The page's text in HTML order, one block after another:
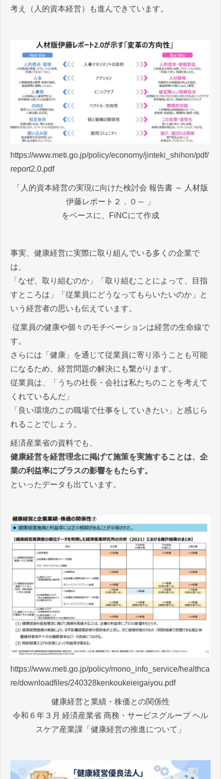
考え（人的資本経営）も進んできています。
https://www.meti.go.jp/policy/economy/jinteki_shihon/pdf/
report2.0.pdf
「人的資本経営の実現に向けた検討会 報告書 ～ 人材版
伊藤レポート２．０～ 」
をベースに、FiNCにて作成
事実、健康経営に実際に取り組んでいる多くの企業で
は、
「なぜ、取り組むのか」「取り組むことによって、目指
すところは」「従業員にどうなってもらいたいのか」と
いう経営者の思いも伝えています。
従業員の健康や個々のモチベーションは経営の生命線で
す。
さらには「健康」を通じて従業員に寄り添うことも可能
になるため、経営問題の解決にも繋がります。
従業員は、「うちの社長・会社は私たちのことを考えて
くれているんだ」
「良い環境のこの職場で仕事をしていきたい」と感じら
れることでしょう。
経済産業省の資料でも、
健康経営を経営理念に掲げて施策を実施することは、企
業の利益率にプラスの影響をもたらす。
といったデータも出ています。
https://www.meti.go.jp/policy/mono_info_service/healthca
re/downloadfiles/240328kenkoukeieigaiyou.pdf
健康経営と業績・株価との関係性
令和６年３月 経済産業省 商務・サービスグループ ヘル
スケア産業課「健康経営の推進について」